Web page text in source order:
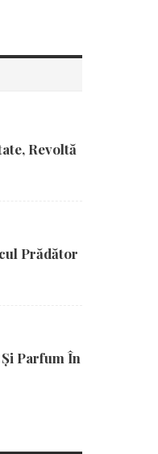
Revoltă
Prădător
Parfum În